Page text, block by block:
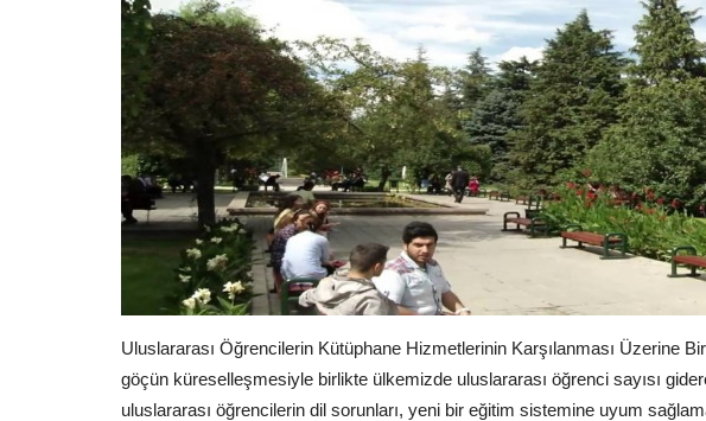
Uluslararası Öğrencilerin Kütüphane Hizmetlerinin Karşılanması Üzerine
göçün küreselleşmesiyle birlikte ülkemizde uluslararası öğrenci sayısı
uluslararası öğrencilerin dil sorunları, yeni bir eğitim sistemine uyum